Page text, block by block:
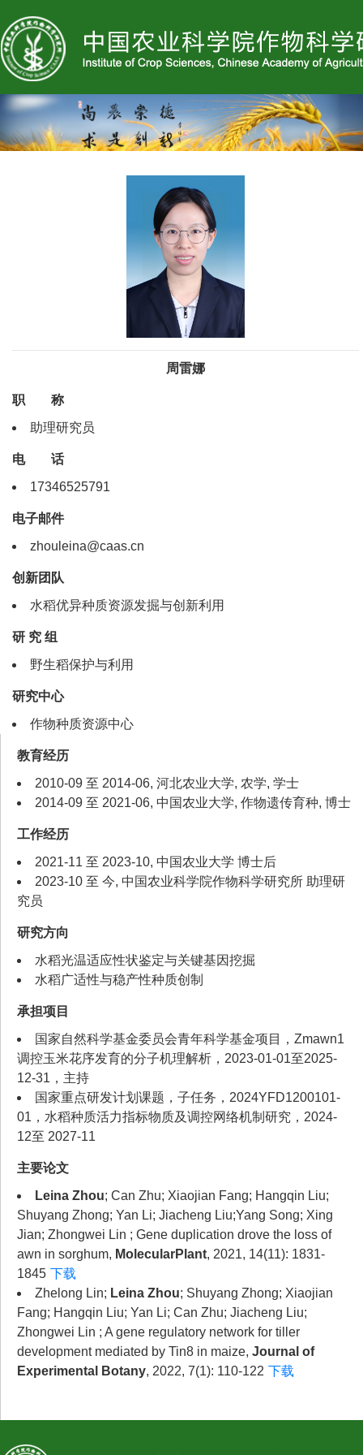
周雷娜
职 称
助理研究员
电 话
17346525791
电子邮件
zhouleina@caas.cn
创新团队
水稻优异种质资源发掘与创新利用
研 究 组
野生稻保护与利用
研究中心
作物种质资源中心
教育经历
2010-09 至 2014-06, 河北农业大学, 农学, 学士
2014-09 至 2021-06, 中国农业大学, 作物遗传育种, 博士
工作经历
2021-11 至 2023-10, 中国农业大学 博士后
2023-10 至 今, 中国农业科学院作物科学研究所 助理研
究员
研究方向
水稻光温适应性状鉴定与关键基因挖掘
水稻广适性与稳产性种质创制
承担项目
国家自然科学基金委员会青年科学基金项目，Zmawn1
调控玉米花序发育的分子机理解析，2023-01-01至2025-
12-31，主持
国家重点研发计划课题，子任务，2024YFD1200101-
01，水稻种质活力指标物质及调控网络机制研究，2024-
12至 2027-11
主要论文
Leina Zhou; Can Zhu; Xiaojian Fang; Hangqin Liu;
Shuyang Zhong; Yan Li; Jiacheng Liu;Yang Song; Xing
Jian; Zhongwei Lin ; Gene duplication drove the loss of
awn in sorghum, MolecularPlant, 2021, 14(11): 1831-
1845 下载
Zhelong Lin; Leina Zhou; Shuyang Zhong; Xiaojian
Fang; Hangqin Liu; Yan Li; Can Zhu; Jiacheng Liu;
Zhongwei Lin ; A gene regulatory network for tiller
development mediated by Tin8 in maize, Journal of
Experimental Botany, 2022, 7(1): 110-122 下载